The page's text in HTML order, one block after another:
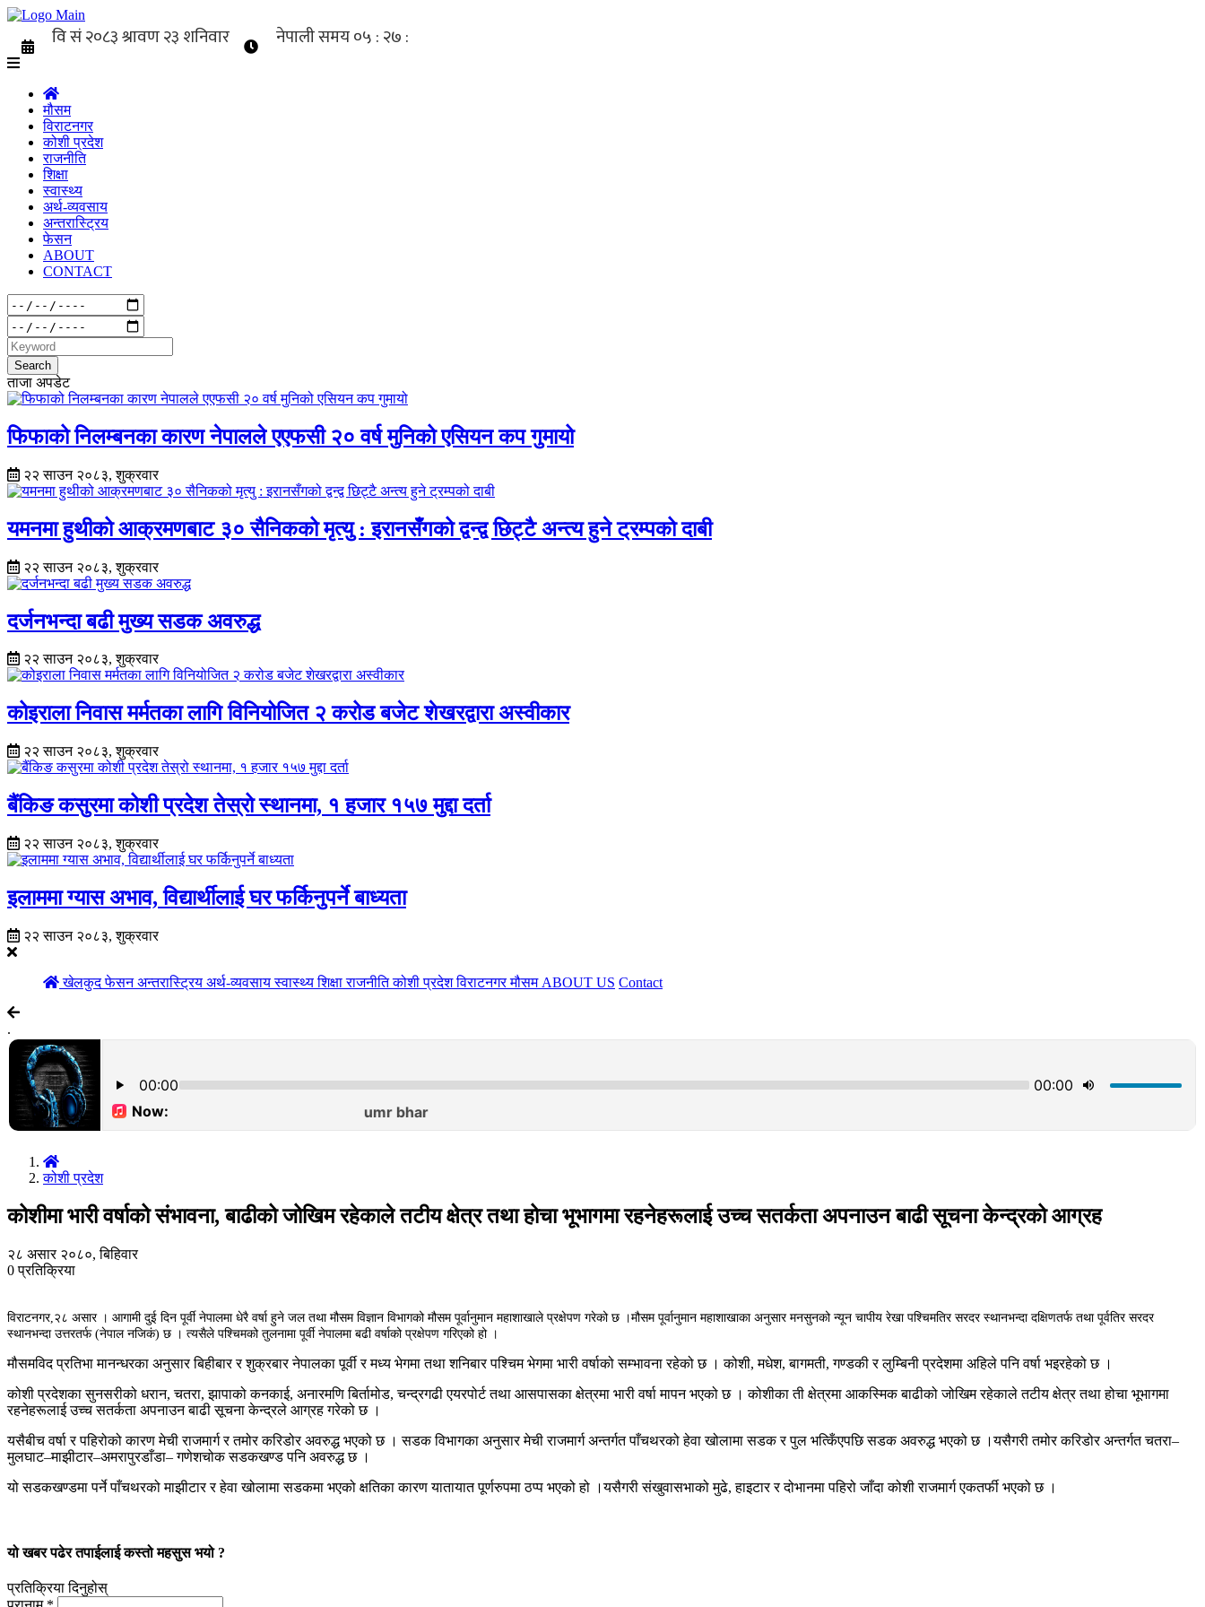
मौसम
विराटनगर
कोशी प्रदेश
राजनीति
शिक्षा
स्वास्थ्य
अर्थ-व्यवसाय
अन्तरास्ट्रिय
फेसन
ABOUT
CONTACT
Search
ताजा अपडेट
फिफाको निलम्बनका कारण नेपालले एएफसी २० वर्ष मुनिको एसियन कप गुमायो
२२ साउन २०८३, शुक्रवार
यमनमा हुथीको आक्रमणबाट ३० सैनिकको मृत्यु : इरानसँगको द्वन्द्व छिट्टै अन्त्य हुने ट्रम्पको दाबी
२२ साउन २०८३, शुक्रवार
दर्जनभन्दा बढी मुख्य सडक अवरुद्ध
२२ साउन २०८३, शुक्रवार
कोइराला निवास मर्मतका लागि विनियोजित २ करोड बजेट शेखरद्वारा अस्वीकार
२२ साउन २०८३, शुक्रवार
बैंकिङ कसुरमा कोशी प्रदेश तेस्रो स्थानमा, १ हजार १५७ मुद्दा दर्ता
२२ साउन २०८३, शुक्रवार
इलाममा ग्यास अभाव, विद्यार्थीलाई घर फर्किनुपर्ने बाध्यता
२२ साउन २०८३, शुक्रवार
खेलकुदफेसनअन्तरास्ट्रिय अर्थ-व्यवसायस्वास्थ्यशिक्षाराजनीतिकोशी प्रदेशविराटनगरमौसम ABOUT US Contact
.
कोशी प्रदेश
कोशीमा भारी वर्षाको संभावना, बाढीको जोखिम रहेकाले तटीय क्षेत्र तथा होचा भूभागमा रहनेहरूलाई उच्च सतर्कता अपनाउन बाढी सूचना केन्द्रको आग्रह
२८ असार २०८०, बिहिवार
0प्रतिक्रिया
विराटनगर,२८ असार । आगामी दुई दिन पूर्वी नेपालमा धेरै वर्षा हुने जल तथा मौसम विज्ञान विभागको मौसम पूर्वानुमान महाशाखाले प्रक्षेपण गरेको छ ।मौसम पूर्वानुमान महाशाखाका अनुसार मनसुनको न्यून चापीय रेखा पश्चिमतिर सरदर स्थानभन्दा दक्षिणतर्फ तथा पूर्वतिर सरदर
स्थानभन्दा उत्तरतर्फ (नेपाल नजिकं) छ । त्यसैले पश्चिमको तुलनामा पूर्वी नेपालमा बढी वर्षाको प्रक्षेपण गरिएको हो ।
मौसमविद प्रतिभा मानन्धरका अनुसार बिहीबार र शुक्रबार नेपालका पूर्वी र मध्य भेगमा तथा शनिबार पश्चिम भेगमा भारी वर्षाको सम्भावना रहेको छ । कोशी, मधेश, बागमती, गण्डकी र लुम्बिनी प्रदेशमा अहिले पनि वर्षा भइरहेको छ ।
कोशी प्रदेशका सुनसरीको धरान, चतरा, झापाको कनकाई, अनारमणि बिर्तामोड, चन्द्रगढी एयरपोर्ट तथा आसपासका क्षेत्रमा भारी वर्षा मापन भएको छ । कोशीका ती क्षेत्रमा आकस्मिक बाढीको जोखिम रहेकाले तटीय क्षेत्र तथा होचा भूभागमा
रहनेहरूलाई उच्च सतर्कता अपनाउन बाढी सूचना केन्द्रले आग्रह गरेको छ ।
यसैबीच वर्षा र पहिरोको कारण मेची राजमार्ग र तमोर करिडोर अवरुद्ध भएको छ । सडक विभागका अनुसार मेची राजमार्ग अन्तर्गत पाँचथरको हेवा खोलामा सडक र पुल भत्किँएपछि सडक अवरुद्ध भएको छ ।यसैगरी तमोर करिडोर अन्तर्गत चतरा–
मुलघाट–माझीटार–अमरापुरडाँडा– गणेशचोक सडकखण्ड पनि अवरुद्ध छ ।
यो सडकखण्डमा पर्ने पाँचथरको माझीटार र हेवा खोलामा सडकमा भएको क्षतिका कारण यातायात पूर्णरुपमा ठप्प भएको हो ।यसैगरी संखुवासभाको मुढे, हाइटार र दोभानमा पहिरो जाँदा कोशी राजमार्ग एकतर्फी भएको छ ।
यो खबर पढेर तपाईलाई कस्तो महसुस भयो ?
प्रतिक्रिया दिनुहोस्